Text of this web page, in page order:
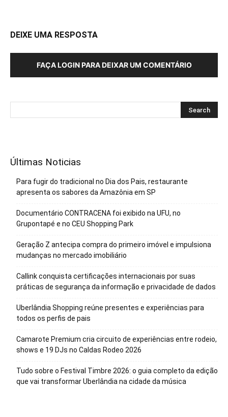
DEIXE UMA RESPOSTA
FAÇA LOGIN PARA DEIXAR UM COMENTÁRIO
Últimas Noticias
Para fugir do tradicional no Dia dos Pais, restaurante
apresenta os sabores da Amazônia em SP
Documentário CONTRACENA foi exibido na UFU, no
Grupontapé e no CEU Shopping Park
Geração Z antecipa compra do primeiro imóvel e impulsiona
mudanças no mercado imobiliário
Callink conquista certificações internacionais por suas
práticas de segurança da informação e privacidade de dados
Uberlândia Shopping reúne presentes e experiências para
todos os perfis de pais
Camarote Premium cria circuito de experiências entre rodeio,
shows e 19 DJs no Caldas Rodeo 2026
Tudo sobre o Festival Timbre 2026: o guia completo da edição
que vai transformar Uberlândia na cidade da música